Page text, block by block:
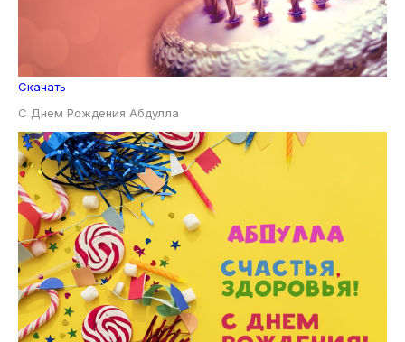
Скачать
С Днем Рождения Абдулла